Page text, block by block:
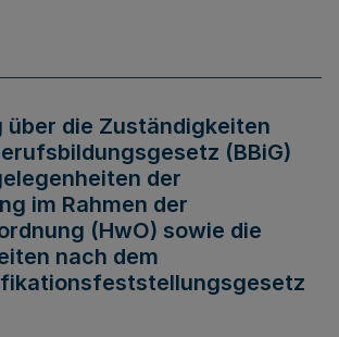
über die Zuständigkeiten
(BBiG)
der
im Rahmen der
(HwO) sowie die
nach dem